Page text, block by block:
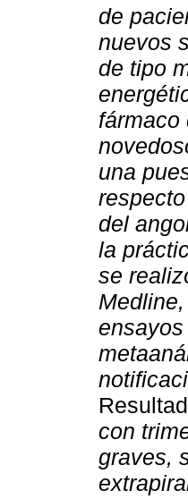
de
nuevos
de tipo
fármaco
una
del
la
se
con
graves,